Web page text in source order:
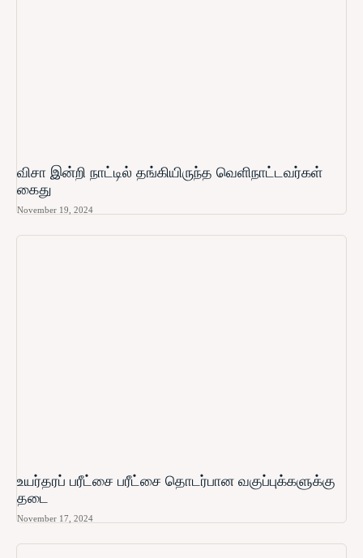
விசா இன்றி நாட்டில் தங்கியிருந்த வெளிநாட்டவர்கள்
கைது
November 19, 2024
உயர்தரப் பரீட்சை பரீட்சை தொடர்பான வகுப்புக்களுக்கு
தடை
November 17, 2024